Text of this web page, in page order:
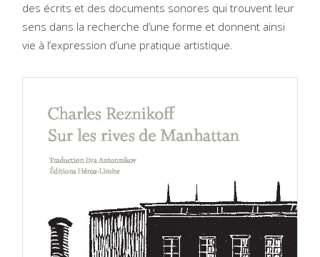
des écrits et des documents sonores qui trouvent leur
sens dans la recherche d’une forme et donnent ainsi
vie à l’expression d’une pratique artistique.